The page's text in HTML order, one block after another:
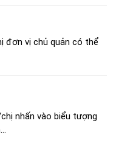
đơn vị chủ quản có thể
nhấn vào biểu tượng